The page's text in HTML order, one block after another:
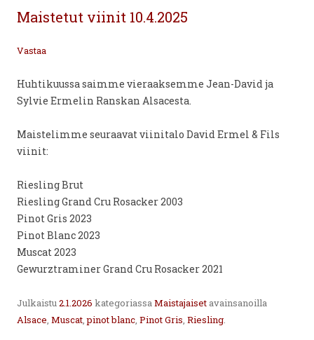
Maistetut viinit 10.4.2025
Vastaa
Huhtikuussa saimme vieraaksemme Jean-David ja
Sylvie Ermelin Ranskan Alsacesta.
Maistelimme seuraavat viinitalo David Ermel & Fils
viinit:
Riesling Brut
Riesling Grand Cru Rosacker 2003
Pinot Gris 2023
Pinot Blanc 2023
Muscat 2023
Gewurztraminer Grand Cru Rosacker 2021
Julkaistu2.1.2026 kategoriassaMaistajaiset avainsanoilla
Alsace, Muscat,pinot blanc, Pinot Gris, Riesling.